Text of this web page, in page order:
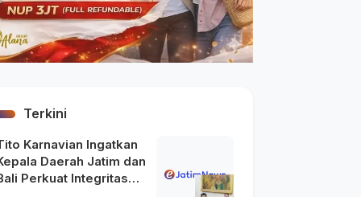
Terkini
Karnavian Ingatkan
Daerah Jatim dan
Perkuat Integritas